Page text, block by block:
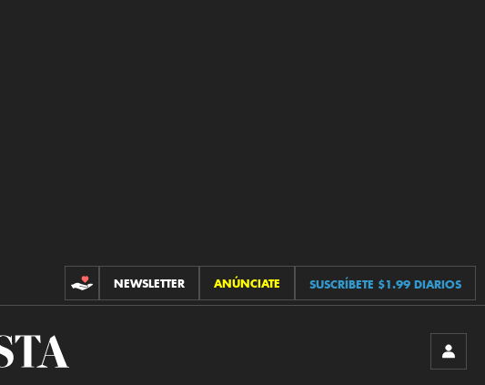
CONTRIBUCIONES
NEWSLETTER ANÚNCIATE SUSCRÍBETE $1.99 DIARIOS